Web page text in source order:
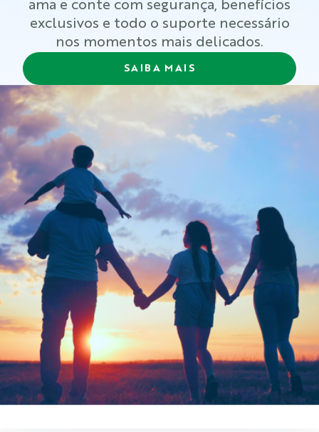
ama e conte com segurança, benefícios
exclusivos e todo o suporte necessário
nos momentos mais delicados.
SAIBA MAIS